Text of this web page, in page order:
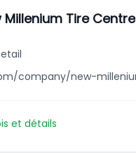
Millenium Tire Centre
et détails